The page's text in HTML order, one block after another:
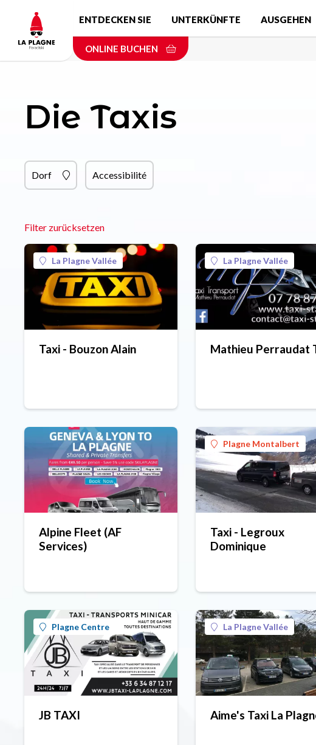
content
ENTDECKEN SIE UNTERKÜNFTE AUSGEHEN
ONLINE BUCHEN
Die Taxis
Dorf Accessibilité
Filter zurücksetzen
La Plagne Vallée
Taxi - Bouzon Alain
La Plagne Vallée
Mathieu Perraudat
Alpine Fleet (AF
Services)
Plagne Montalbert
Taxi - Legroux
Dominique
Plagne Centre
JB TAXI
La Plagne Vallée
Aime's Taxi La